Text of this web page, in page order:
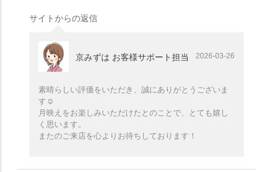
サイトからの返信
京みずは お客様サポート担当 2026-03-26
素晴らしい評価をいただき、誠にありがとうございま
す☺️
月映えをお楽しみいただけたとのことで、とても嬉し
く思います。
またのご来店を心よりお待ちしております！